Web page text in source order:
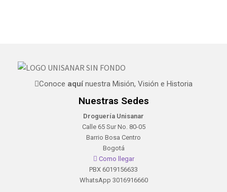
Conoce aquínuestra Misión, Visión e Historia
Nuestras Sedes
Droguería Unisanar
Calle 65 Sur No. 80-05
Barrio Bosa Centro
Bogotá
Como llegar
PBX 6019156633
WhatsApp 3016916660